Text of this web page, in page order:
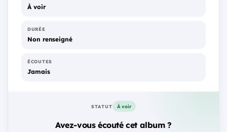
À voir
DURÉE
Non renseigné
ÉCOUTES
Jamais
STATUT À voir
Avez-vous écouté cet album ?